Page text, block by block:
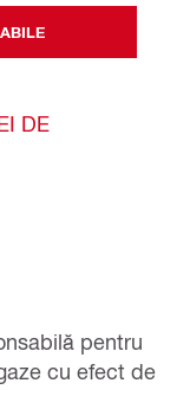
DE
pentru
cu efect de